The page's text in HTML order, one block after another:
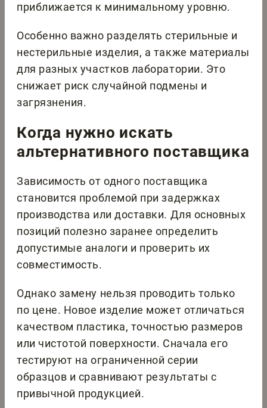
приближается к минимальному уровню.
Особенно важно разделять стерильные и
нестерильные изделия, а также материалы
для разных участков лаборатории. Это
снижает риск случайной подмены и
загрязнения.
Когда нужно искать
альтернативного поставщика
Зависимость от одного поставщика
становится проблемой при задержках
производства или доставки. Для основных
позиций полезно заранее определить
допустимые аналоги и проверить их
совместимость.
Однако замену нельзя проводить только
по цене. Новое изделие может отличаться
качеством пластика, точностью размеров
или чистотой поверхности. Сначала его
тестируют на ограниченной серии
образцов и сравнивают результаты с
привычной продукцией.